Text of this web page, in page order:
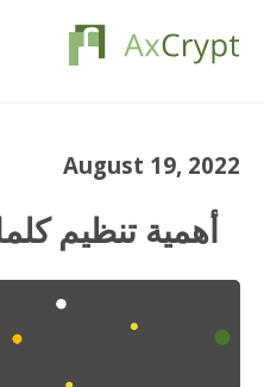
August 19, 2022
أهمية تنظيم